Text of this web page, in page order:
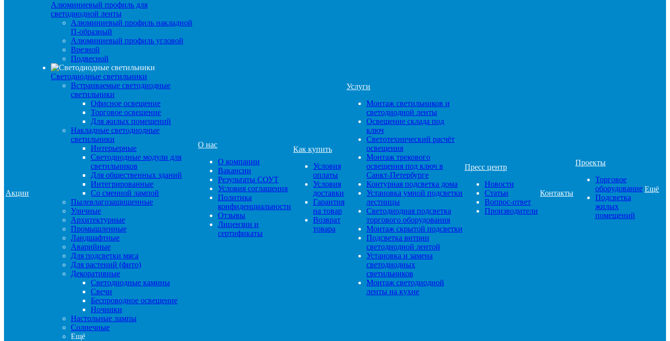
Акции
Алюминиевый профиль для
светодиодной ленты
Алюминиевый профиль накладной
П-образный
Алюминиевый профиль угловой
Врезной
Подвесной
Светодиодные светильники
Встраиваемые светодиодные
светильники
Офисное освещение
Торговое освещение
Для жилых помещений
Накладные светодиодные
светильники
Интерьерные
Светодиодные модули для
светильников
Для общественных зданий
Интегрированные
Со сменной лампой
Пылевлагозащищенные
Уличные
Архитектурные
Промышленные
Ландшафтные
Аварийные
Для подсветки мяса
Для растений (фито)
Декоративные
Светодиодные камины
Свечи
Беспроводное освещение
Ночники
Настольные лампы
Солнечные
Ещё
О нас
О компании
Вакансии
Результаты СОУТ
Условия соглашения
Политика
конфиденциальности
Отзывы
Лицензии и
сертификаты
Как купить
Условия
оплаты
Условия
доставки
Гарантия
на товар
Возврат
товара
Услуги
Монтаж светильников и
светодиодной ленты
Освещение склада под
ключ
Светотехнический расчёт
освещения
Монтаж трекового
освещения под ключ в
Санкт-Петербурге
Контурная подсветка дома
Установка умной подсветки
лестницы
Светодиодная подсветка
торгового оборудования
Монтаж скрытой подсветки
Подсветка витрин
светодиодной лентой
Установка и замена
светодиодных
светильников
Монтаж светодиодной
ленты на кухне
Пресс центр
Новости
Статьи
Вопрос-ответ
Производители
Контакты
Проекты
Торговое
оборудование
Подсветка
жилых
помещений
Ещё